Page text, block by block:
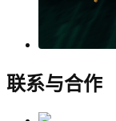
联系与合作